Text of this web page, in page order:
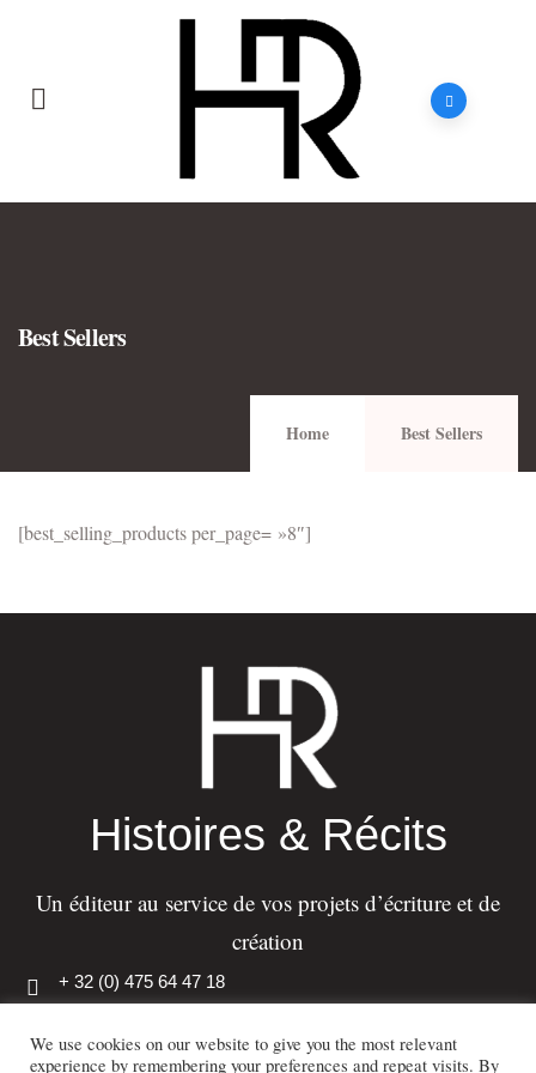
Best Sellers
Home Best Sellers
[best_selling_products per_page= »8″]
Histoires & Récits
Un éditeur au service de vos projets d’écriture et de
création
+ 32 (0) 475 64 47 18
We use cookies on our website to give you the most relevant
experience by remembering your preferences and repeat visits. By